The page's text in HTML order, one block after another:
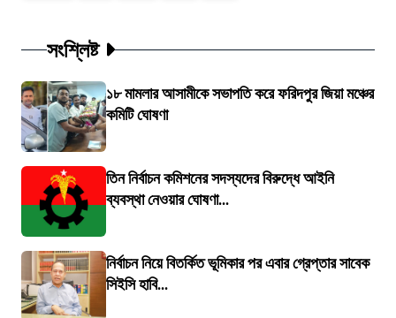
সংশ্লিষ্ট
১৮ মামলার আসামীকে সভাপতি করে ফরিদপুর জিয়া মঞ্চের
কমিটি ঘোষণা
তিন নির্বাচন কমিশনের সদস্যদের বিরুদ্ধে আইনি
ব্যবস্থা নেওয়ার ঘোষণা...
নির্বাচন নিয়ে বিতর্কিত ভূমিকার পর এবার গ্রেপ্তার সাবেক
সিইসি হাবি...